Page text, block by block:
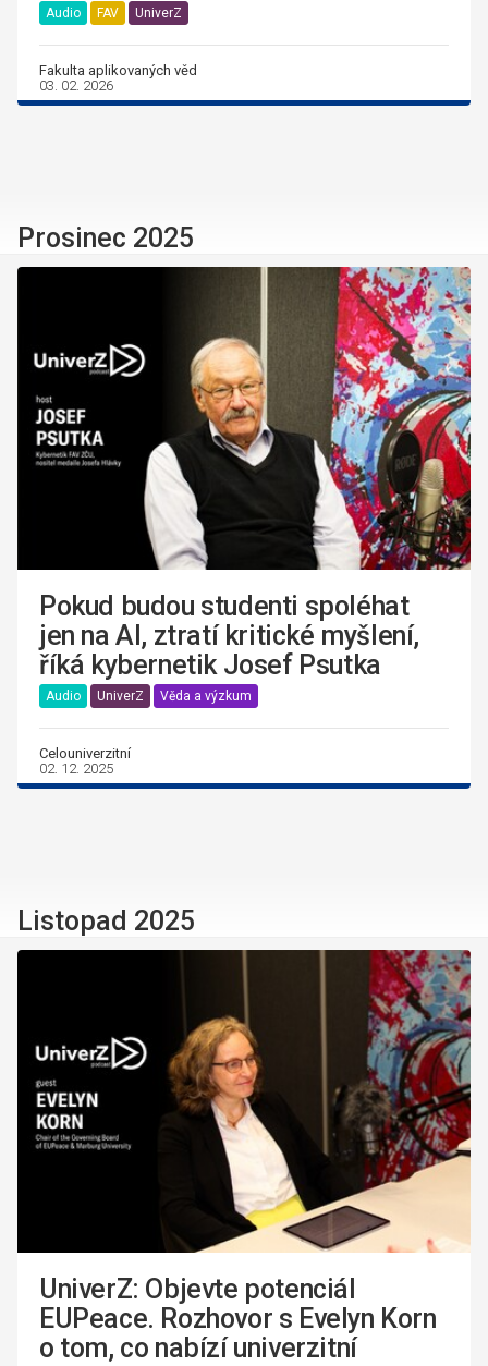
Audio FAV UniverZ
Fakulta aplikovaných věd
03. 02. 2026
Prosinec 2025
Pokud budou studenti spoléhat
jen na AI, ztratí kritické myšlení,
říká kybernetik Josef Psutka
Audio UniverZ Věda a výzkum
Celouniverzitní
02. 12. 2025
Listopad 2025
UniverZ: Objevte potenciál
EUPeace. Rozhovor s Evelyn Korn
o tom, co nabízí univerzitní